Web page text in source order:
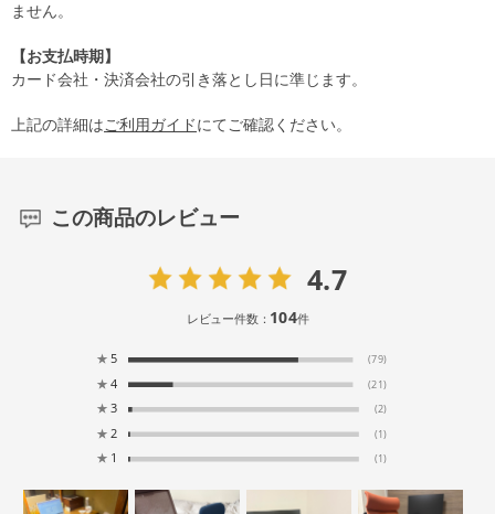
ません。
【お支払時期】
カード会社・決済会社の引き落とし日に準じます。
上記の詳細はご利用ガイドにてご確認ください。
この商品のレビュー
4.7
レビュー件数： 104件
★ 5 (79)
★ 4 (21)
★ 3 (2)
★ 2 (1)
★ 1 (1)